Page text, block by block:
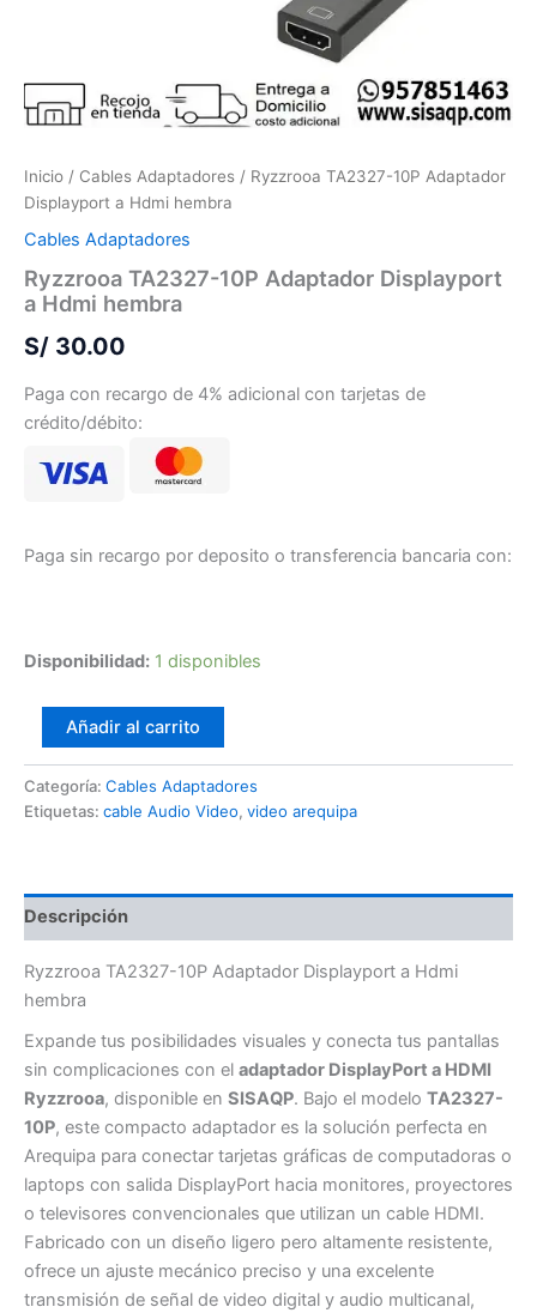
Inicio / Cables Adaptadores / Ryzzrooa TA2327-10P Adaptador
Displayport a Hdmi hembra
Cables Adaptadores
Ryzzrooa TA2327-10P Adaptador Displayport
a Hdmi hembra
S/ 30.00
Paga con recargo de 4% adicional con tarjetas de
crédito/débito:
Paga sin recargo por deposito o transferencia bancaria con:
Disponibilidad: 1 disponibles
Ryzzrooa
TA2327-
10P
Adaptador
Displayport
cantidad
Añadir al carrito
Categoría: Cables Adaptadores
Etiquetas: cable Audio Video, video arequipa
Descripción
Ryzzrooa TA2327-10P Adaptador Displayport a Hdmi
hembra
Expande tus posibilidades visuales y conecta tus pantallas
sin complicaciones con el adaptador DisplayPort a HDMI
Ryzzrooa, disponible en SISAQP. Bajo el modelo TA2327-
10P, este compacto adaptador es la solución perfecta en
Arequipa para conectar tarjetas gráficas de computadoras o
laptops con salida DisplayPort hacia monitores, proyectores
o televisores convencionales que utilizan un cable HDMI.
Fabricado con un diseño ligero pero altamente resistente,
ofrece un ajuste mecánico preciso y una excelente
transmisión de señal de video digital y audio multicanal,